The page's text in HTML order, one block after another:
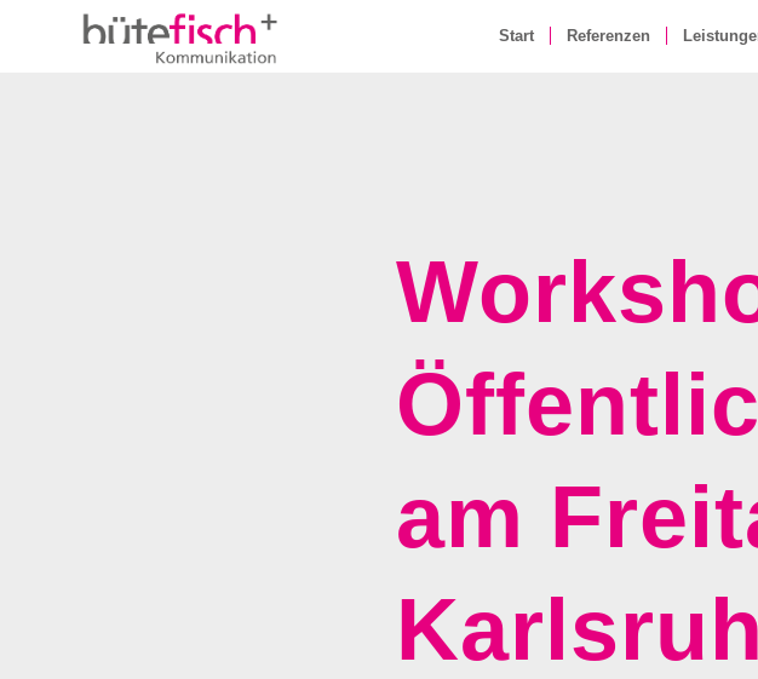
Start Referenzen
am